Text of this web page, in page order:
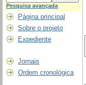
Pesquisa avançada
Página principal
Sobre o projeto
Expediente
Jornais
Ordem cronológica